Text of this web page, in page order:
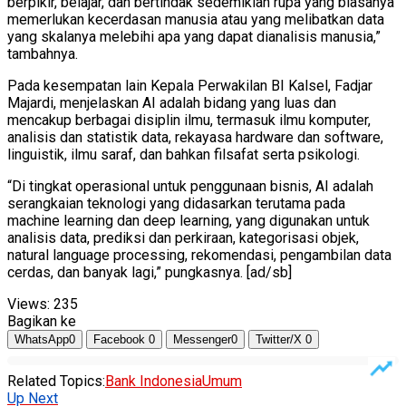
memerlukan kecerdasan manusia atau yang melibatkan data
yang skalanya melebihi apa yang dapat dianalisis manusia,”
tambahnya.
Pada kesempatan lain Kepala Perwakilan BI Kalsel, Fadjar
Majardi, menjelaskan AI adalah bidang yang luas dan
mencakup berbagai disiplin ilmu, termasuk ilmu komputer,
analisis dan statistik data, rekayasa hardware dan software,
linguistik, ilmu saraf, dan bahkan filsafat serta psikologi.
“Di tingkat operasional untuk penggunaan bisnis, AI adalah
serangkaian teknologi yang didasarkan terutama pada
machine learning dan deep learning, yang digunakan untuk
analisis data, prediksi dan perkiraan, kategorisasi objek,
natural language processing, rekomendasi, pengambilan data
cerdas, dan banyak lagi,” pungkasnya. [ad/sb]
Views: 235
Bagikan ke
WhatsApp0 Facebook 0 Messenger0 Twitter/X 0
Related Topics:Bank IndonesiaUmum
Up Next